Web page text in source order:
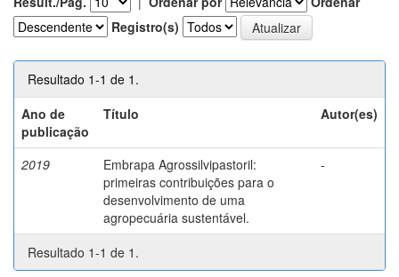
Registro(s)
Resultado 1-1 de 1.
Ano de
publicação
Título Autor(es)
2019
Embrapa Agrossilvipastoril:
primeiras contribuições para o
desenvolvimento de uma
agropecuária sustentável.
-
Resultado 1-1 de 1.